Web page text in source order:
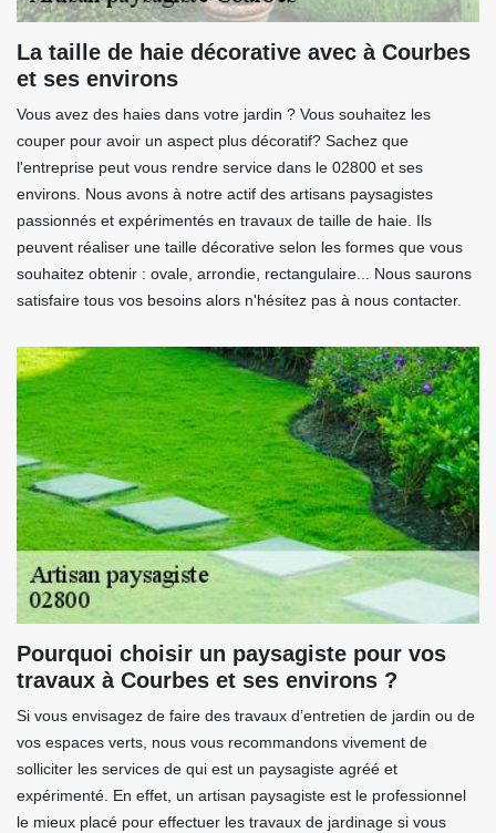
La taille de haie décorative avec à Courbes
et ses environs
Vous avez des haies dans votre jardin ? Vous souhaitez les
couper pour avoir un aspect plus décoratif? Sachez que
l'entreprise peut vous rendre service dans le 02800 et ses
environs. Nous avons à notre actif des artisans paysagistes
passionnés et expérimentés en travaux de taille de haie. Ils
peuvent réaliser une taille décorative selon les formes que vous
souhaitez obtenir : ovale, arrondie, rectangulaire... Nous saurons
satisfaire tous vos besoins alors n'hésitez pas à nous contacter.
Pourquoi choisir un paysagiste pour vos
travaux à Courbes et ses environs ?
Si vous envisagez de faire des travaux d’entretien de jardin ou de
vos espaces verts, nous vous recommandons vivement de
solliciter les services de qui est un paysagiste agréé et
expérimenté. En effet, un artisan paysagiste est le professionnel
le mieux placé pour effectuer les travaux de jardinage si vous